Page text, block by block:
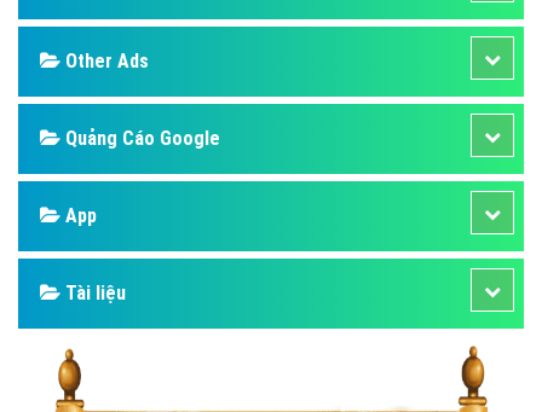
Other Ads
Quảng Cáo Google
App
Tài liệu